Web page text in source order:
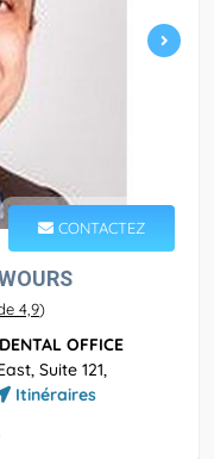
CONTACTEZ
4,9)
OFFICE
Suite 121,
Itinéraires